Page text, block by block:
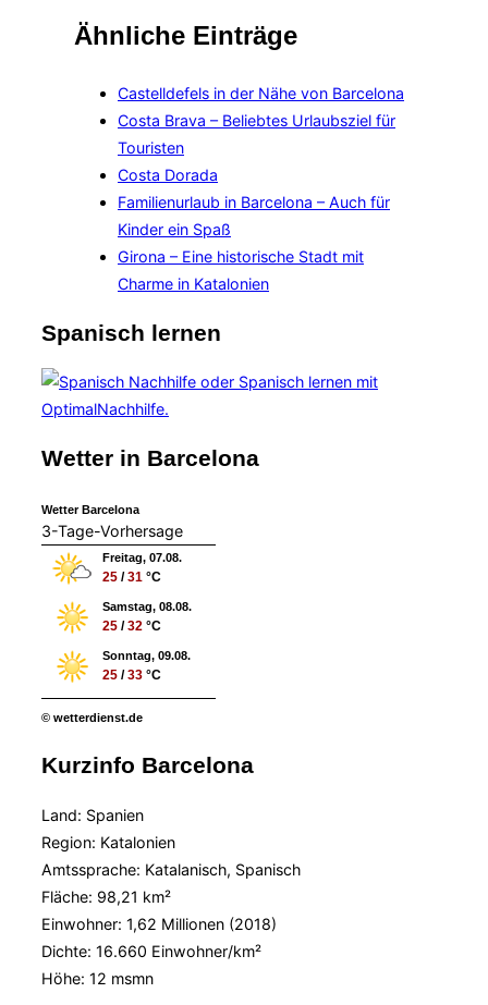
Ähnliche Einträge
Castelldefels in der Nähe von Barcelona
Costa Brava – Beliebtes Urlaubsziel für
Touristen
Costa Dorada
Familienurlaub in Barcelona – Auch für
Kinder ein Spaß
Girona – Eine historische Stadt mit
Charme in Katalonien
Spanisch lernen
Wetter in Barcelona
Wetter Barcelona
3-Tage-Vorhersage
Freitag, 07.08.
25 /31 °C
Samstag, 08.08.
25 /32 °C
Sonntag, 09.08.
25 /33 °C
© wetterdienst.de
Kurzinfo Barcelona
Land: Spanien
Region: Katalonien
Amtssprache: Katalanisch, Spanisch
Fläche: 98,21 km²
Einwohner: 1,62 Millionen (2018)
Dichte: 16.660 Einwohner/km²
Höhe: 12 msmn